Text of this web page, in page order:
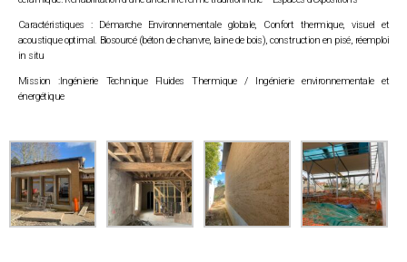
Caractéristiques : Démarche Environnementale globale, Confort thermique, visuel et
acoustique optimal. Biosourcé (béton de chanvre, laine de bois), construction en pisé, réemploi
in situ
Mission :Ingénierie Technique Fluides Thermique / Ingénierie environnementale et
énergétique